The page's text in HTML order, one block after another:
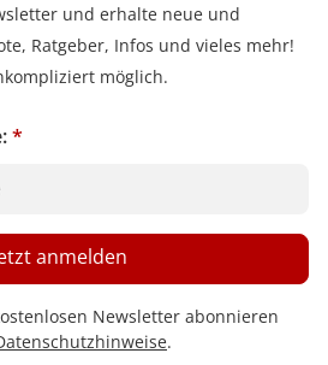
und erhalte neue und
Ratgeber, Infos und vieles mehr!
möglich.
*
Newsletter abonnieren
.
anmelden